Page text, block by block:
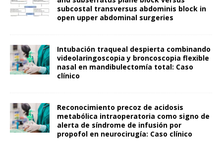
subcostal transversus abdominis block in
open upper abdominal surgeries
Intubación traqueal despierta combinando
videolaringoscopia y broncoscopia flexible
nasal en mandibulectomía total: Caso
clínico
Reconocimiento precoz de acidosis
metabólica intraoperatoria como signo de
alerta de síndrome de infusión por
propofol en neurocirugía: Caso clínico